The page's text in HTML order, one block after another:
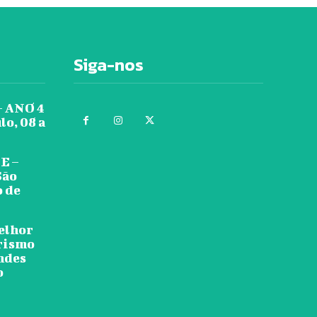
4
08 a
–
de
Siga-nos